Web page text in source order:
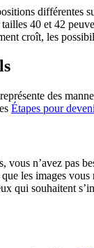
40 et 42
croît, les
des
Étapes pour
n’avez pas
les images
qui souhaitent